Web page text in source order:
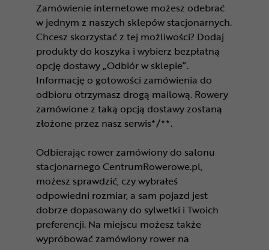
Zamówienie internetowe możesz odebrać
w jednym z naszych sklepów stacjonarnych.
Chcesz skorzystać z tej możliwości? Dodaj
produkty do koszyka i wybierz bezpłatną
opcję dostawy „Odbiór w sklepie”.
Informację o gotowości zamówienia do
odbioru otrzymasz drogą mailową. Rowery
zamówione z taką opcją dostawy zostaną
złożone przez nasz serwis*/**.
Odbierając rower zamówiony do salonu
stacjonarnego CentrumRowerowe.pl,
możesz sprawdzić, czy wybrałeś
odpowiedni rozmiar, a sam pojazd jest
dobrze dopasowany do sylwetki i Twoich
preferencji. Na miejscu możesz także
wypróbować zamówiony rower na